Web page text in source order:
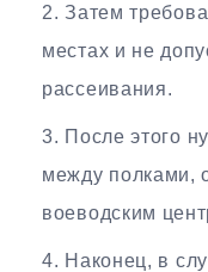
Затем
местах и не
рассеивания.
После этого
между полками,
воеводским
Наконец, в